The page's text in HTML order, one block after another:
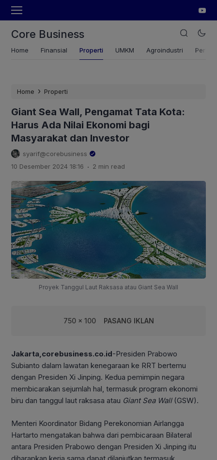
Core Business
Home Finansial Properti UMKM Agroindustri
Home › Properti
Giant Sea Wall, Pengamat Tata Kota:
Harus Ada Nilai Ekonomi bagi
Masyarakat dan Investor
syarif@corebusiness
10 Desember 2024 18:16 . 2 min read
Proyek Tanggul Laut Raksasa atau Giant Sea Wall
750 x 100 PASANG IKLAN
Jakarta,corebusiness.co.id-Presiden Prabowo
Subianto dalam lawatan kenegaraan ke RRT bertemu
dengan Presiden Xi Jinping. Kedua pemimpin negara
membicarakan sejumlah hal, termasuk program ekonomi
biru dan tanggul laut raksasa atau Giant Sea Wall(GSW).
Menteri Koordinator Bidang Perekonomian Airlangga
Hartarto mengatakan bahwa dari pembicaraan Bilateral
antara Presiden Prabowo dengan Presiden Xi Jinping itu